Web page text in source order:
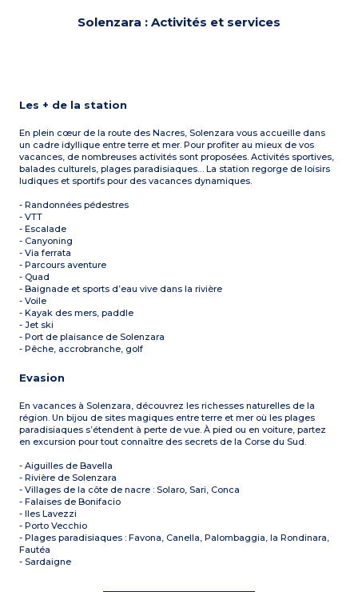
Solenzara : Activités et services
Les + de la station
En plein cœur de la route des Nacres, Solenzara vous accueille dans
un cadre idyllique entre terre et mer. Pour profiter au mieux de vos
vacances, de nombreuses activités sont proposées. Activités sportives,
balades culturels, plages paradisiaques… La station regorge de loisirs
ludiques et sportifs pour des vacances dynamiques.
- Randonnées pédestres
- VTT
- Escalade
- Canyoning
- Via ferrata
- Parcours aventure
- Quad
- Baignade et sports d’eau vive dans la rivière
- Voile
- Kayak des mers, paddle
- Jet ski
- Port de plaisance de Solenzara
- Pêche, accrobranche, golf
Evasion
En vacances à Solenzara, découvrez les richesses naturelles de la
région. Un bijou de sites magiques entre terre et mer où les plages
paradisiaques s’étendent à perte de vue. À pied ou en voiture, partez
en excursion pour tout connaître des secrets de la Corse du Sud.
- Aiguilles de Bavella
- Rivière de Solenzara
- Villages de la côte de nacre : Solaro, Sari, Conca
- Falaises de Bonifacio
- Iles Lavezzi
- Porto Vecchio
- Plages paradisiaques : Favona, Canella, Palombaggia, la Rondinara,
Fautéa
- Sardaigne